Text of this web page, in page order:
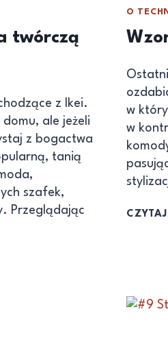
twórczą
z Ikei.
ale jeżeli
z bogactwa
tanią
szafek,
Przeglądając
O
w
w